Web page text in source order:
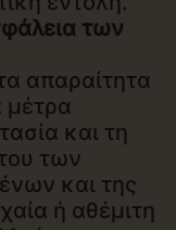
των
απαραίτητα
μέτρα
και τη
των
και της
ή αθέμιτη